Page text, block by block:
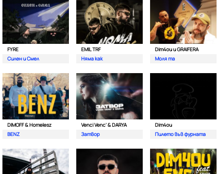
FYRE
Силен и Смел
EMIL TRF
Няма как
Dim4ou и GRAIFERA
Моля та
DIMOFF & Homelesz
BENZ
Venci Venc' & DARYA
Затвор
Dim4ou
Пилето във фурната